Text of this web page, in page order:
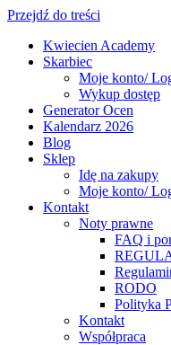
Przejdź do treści
Kwiecien Academy
Skarbiec
Moje konto/
Wykup dostęp
Generator Ocen
Kalendarz 2026
Blog
Sklep
Idę na zakupy
Moje konto/
Kontakt
Noty prawne
FAQ i
RODO
Polityka
Kontakt
Współpraca